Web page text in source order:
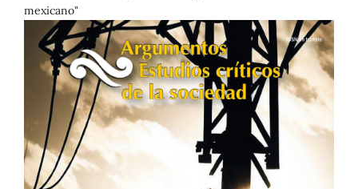
mexicano"